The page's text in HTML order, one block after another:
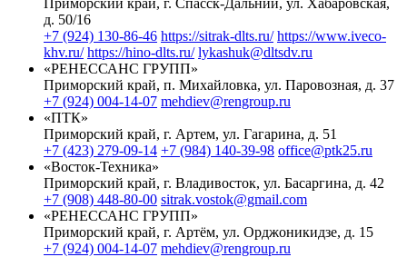
Приморский край, г. Спасск-Дальний, ул. Хабаровская,
д. 50/16
+7 (924) 130-86-46 https://sitrak-dlts.ru/ https://www.iveco-
khv.ru/ https://hino-dlts.ru/ lykashuk@dltsdv.ru
«РЕНЕССАНС ГРУПП»
Приморский край, п. Михайловка, ул. Паровозная, д. 37
+7 (924) 004-14-07 mehdiev@rengroup.ru
«ПТК»
Приморский край, г. Артем, ул. Гагарина, д. 51
+7 (423) 279-09-14 +7 (984) 140-39-98 office@ptk25.ru
«Восток-Техника»
Приморский край, г. Владивосток, ул. Басаргина, д. 42
+7 (908) 448-80-00 sitrak.vostok@gmail.com
«РЕНЕССАНС ГРУПП»
Приморский край, г. Артём, ул. Орджоникидзе, д. 15
+7 (924) 004-14-07 mehdiev@rengroup.ru